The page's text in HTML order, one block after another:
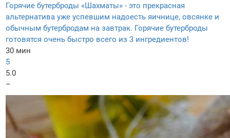
Горячие бутерброды «Шахматы» - это прекрасная
альтернатива уже успевшим надоесть яичнице, овсянке и
обычным бутербродам на завтрак. Горячие бутерброды
готовятся очень быстро всего из 3 ингредиентов!
30 мин
5
5.0
–